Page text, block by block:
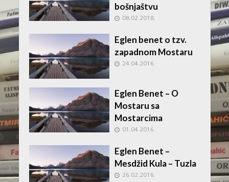
bošnjaštvu
08.02.2018.
Eglen benet o tzv.
zapadnom Mostaru
24.04.2016.
Eglen Benet – O
Mostaru sa
Mostarcima
01.04.2016.
Eglen Benet –
Mesdžid Kula – Tuzla
26.02.2016.